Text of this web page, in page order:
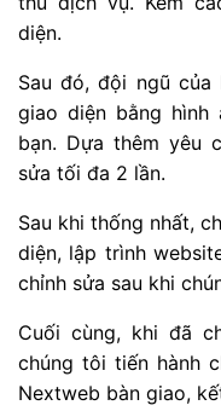
diện.
Sau đó, đội ngũ
giao diện bằng
bạn. Dựa thêm yêu
sửa tối đa 2 lần.
Sau khi thống nhất,
diện, lập trình
chỉnh sửa sau khi
Cuối cùng, khi đã
chúng tôi tiến hành
Nextweb bàn giao,